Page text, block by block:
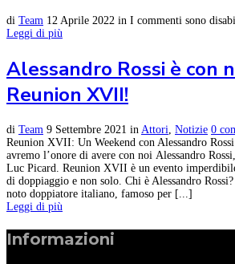
di Team 12 Aprile 2022 in I commenti sono
Leggi di più
Alessandro Rossi è con
Reunion XVII!
di Team 9 Settembre 2021 in Attori, Notizie 0
Reunion XVII: Un Weekend con Alessandro
avremo l’onore di avere con noi Alessandro
Luc Picard. Reunion XVII è un evento
di doppiaggio e non solo. Chi è Alessandro
noto doppiatore italiano, famoso per [...]
Leggi di più
Informazioni